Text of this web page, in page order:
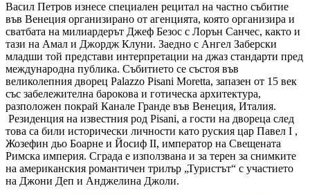
Васил Петров изнесе специален рецитал на частно събитие
във Венеция организирано от агенцията, която организира и
сватбата на милиардерът Джеф Безос с Лорън Санчес, както и
тази на Амал и Джордж Клуни. Заедно с Ангел Заберски
младши той представи интерпретации на джаз стандарти пред
международна публика. Събитието се състоя във
великолепния дворец Palazzo Pisani Moretta, запазен от 15 век
със забележителна барокова и готическа архитектура,
разположен покрай Канале Гранде във Венеция, Италия.
Резиденция на известния род Pisani, а гости на двореца след
това са били исторически личности като руския цар Павел I ,
Жозефин дьо Боарне и Йосиф II, император на Свещената
Римска империя. Сграда е използвана и за терен за снимките
на американския романтичен трилър „Туристът“ с участието
на Джони Деп и Анджелина Джоли.